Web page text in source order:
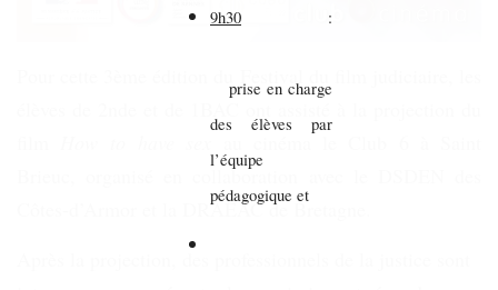
9h30 :
prise en charge
des élèves par
l’équipe
pédagogique et
au cinéma le Club 6 à Saint
Brieuc, organisé en collaboration avec le DSDEN des
Côtes-d’Armor et la DRAEAC de Bretagne.